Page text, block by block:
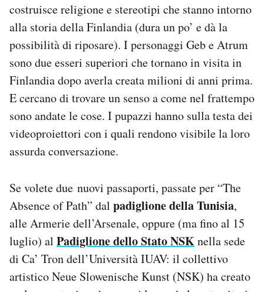
costruisce religione e stereotipi che stanno intorno
alla storia della Finlandia (dura un po’ e dà la
possibilità di riposare). I personaggi Geb e Atrum
sono due esseri superiori che tornano in visita in
Finlandia dopo averla creata milioni di anni prima.
E cercano di trovare un senso a come nel frattempo
sono andate le cose. I pupazzi hanno sulla testa dei
videoproiettori con i quali rendono visibile la loro
assurda conversazione.
Se volete due nuovi passaporti, passate per “The
Absence of Path” dal padiglione della Tunisia,
alle Armerie dell’Arsenale, oppure (ma fino al 15
luglio) al Padiglione dello Stato NSKnella sede
di Ca’ Tron dell’Università IUAV: il collettivo
artistico Neue Slowenische Kunst (NSK) ha creato